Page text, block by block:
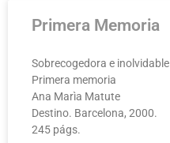
Primera Memoria
Sobrecogedora e inolvidable
Primera memoria
Ana Marìa Matute
Destino. Barcelona, 2000.
245 págs.